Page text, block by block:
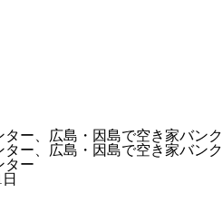
ー、広島・因島で空き家バン
ー、広島・因島で空き家バン
ター